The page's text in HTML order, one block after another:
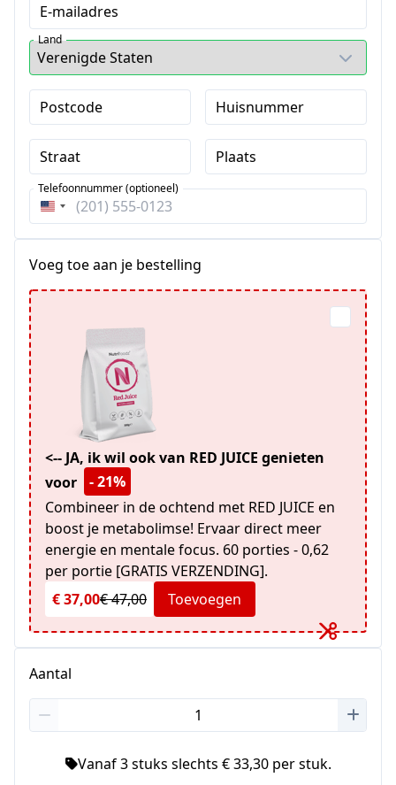
E-mailadres
Land
Postcode Huisnummer
Straat Plaats
Verenigde
Telefoonnummer (optioneel)
Voeg toe aan je bestelling
<-- JA, ik wil ook van RED JUICE genieten
voor
- 21%
Combineer in de ochtend met RED JUICE en
boost je metabolimse! Ervaar direct meer
energie en mentale focus. 60 porties - 0,62
per portie [GRATIS VERZENDING].
€ 37,00€ 47,00 Toevoegen
Aantal
Vanaf 3 stuks slechts € 33,30 per stuk.